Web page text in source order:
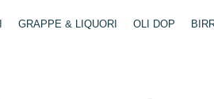
GRAPPE & LIQUORI OLI DOP